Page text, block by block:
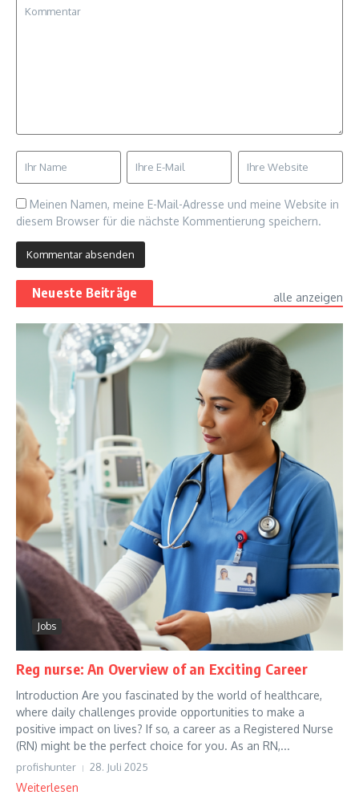
Meinen Namen, meine E-Mail-Adresse und meine Website in
diesem Browser für die nächste Kommentierung speichern.
Neueste Beiträge alle anzeigen
Jobs
Reg nurse: An Overview of an Exciting Career
Introduction Are you fascinated by the world of healthcare,
where daily challenges provide opportunities to make a
positive impact on lives? If so, a career as a Registered Nurse
(RN) might be the perfect choice for you. As an RN,...
profishunter 28. Juli 2025
Weiterlesen